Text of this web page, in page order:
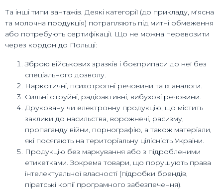
Та інші типи вантажів. Деякі категорії (до прикладу, м'ясна
та молочна продукція) потрапляють під митні обмеження
або потребують сертифікації. Що не можна перевозити
через кордон до Польщі:
Зброю військових зразків і боєприпаси до неї без
спеціального дозволу.
Наркотичні, психотропні речовини та їх аналоги.
Сильні отруйні, радіоактивні, вибухові речовини.
Друковану чи електронну продукцію, що містить
заклики до насильства, ворожнечі, расизму,
пропаганду війни, порнографію, а також матеріали,
які посягають на територіальну цілісність України.
Продукцію без маркування або з підробленими
етикетками. Зокрема товари, що порушують права
інтелектуальної власності (підробки брендів,
піратські копії програмного забезпечення).